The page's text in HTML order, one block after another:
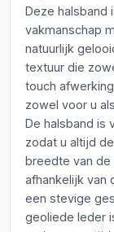
Deze halsband
vakmanschap
natuurlijk
textuur die
touch
zowel voor u
De halsband is
zodat u altijd
breedte van de
afhankelijk van
een stevige
geoliede leder